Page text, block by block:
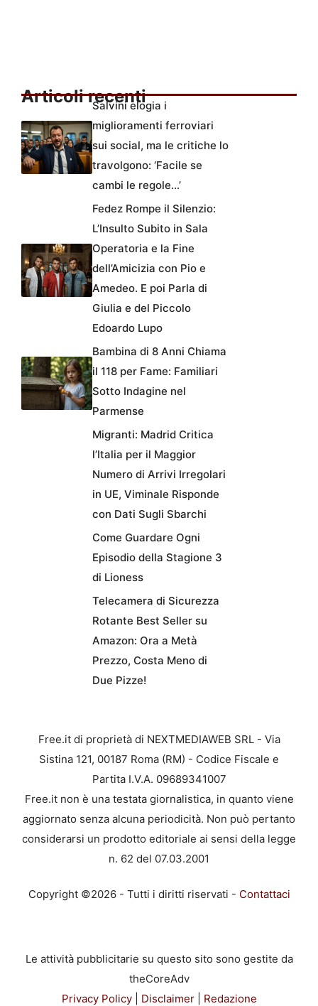
Articoli recenti
Salvini elogia i
miglioramenti ferroviari
sui social, ma le critiche lo
travolgono: ‘Facile se
cambi le regole…’
Fedez Rompe il Silenzio:
L’Insulto Subito in Sala
Operatoria e la Fine
dell’Amicizia con Pio e
Amedeo. E poi Parla di
Giulia e del Piccolo
Edoardo Lupo
Bambina di 8 Anni Chiama
il 118 per Fame: Familiari
Sotto Indagine nel
Parmense
Migranti: Madrid Critica
l’Italia per il Maggior
Numero di Arrivi Irregolari
in UE, Viminale Risponde
con Dati Sugli Sbarchi
Come Guardare Ogni
Episodio della Stagione 3
di Lioness
Telecamera di Sicurezza
Rotante Best Seller su
Amazon: Ora a Metà
Prezzo, Costa Meno di
Due Pizze!
Free.it di proprietà di NEXTMEDIAWEB SRL - Via
Sistina 121, 00187 Roma (RM) - Codice Fiscale e
Partita I.V.A. 09689341007
Free.it non è una testata giornalistica, in quanto viene
aggiornato senza alcuna periodicità. Non può pertanto
considerarsi un prodotto editoriale ai sensi della legge
n. 62 del 07.03.2001
Copyright ©2026 - Tutti i diritti riservati - Contattaci
Le attività pubblicitarie su questo sito sono gestite da
theCoreAdv
Privacy Policy| Disclaimer| Redazione